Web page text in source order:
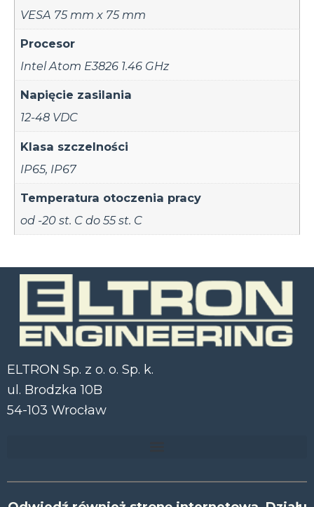
VESA 75 mm x 75 mm
Procesor
Intel Atom E3826 1.46 GHz
Napięcie zasilania
12-48 VDC
Klasa szczelności
IP65, IP67
Temperatura otoczenia pracy
od -20 st. C do 55 st. C
ELTRON Sp. z o. o. Sp. k.
ul. Brodzka 10B
54-103 Wrocław